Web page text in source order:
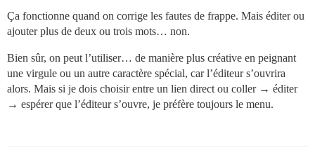
Ça fonctionne quand on corrige les fautes de frappe. Mais éditer ou
ajouter plus de deux ou trois mots… non.
Bien sûr, on peut l’utiliser… de manière plus créative en peignant
une virgule ou un autre caractère spécial, car l’éditeur s’ouvrira
alors. Mais si je dois choisir entre un lien direct ou coller → éditer
→ espérer que l’éditeur s’ouvre, je préfère toujours le menu.